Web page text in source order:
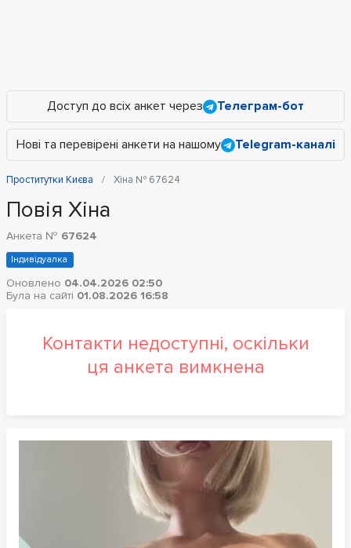
Доступ до всіх анкет через Телеграм-бот
Нові та перевірені анкети на нашому Telegram-каналі
Проститутки Києва Хіна № 67624
Повія Хіна
Анкета № 67624
Індивідуалка
Оновлено 04.04.2026 02:50
Була на сайті 01.08.2026 16:58
Контакти недоступні, оскільки
ця анкета вимкнена